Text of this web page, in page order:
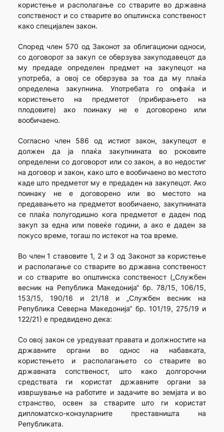
користење и располагање со стварите во државна
сопственост и со стварите во општинска сопственост
како специјален закон.
Според член 570 од Законот за облигациони односи,
со договорот за закуп се обврзува закуподавецот да
му предаде определен предмет на закупецот на
употреба, а овој се обврзува за тоа да му плаќа
определена закупнина. Употребата го опфаќа и
користењето на предметот (прибирањето на
плодовите) ако поинаку не е договорено или
вообичаено.
Согласно член 586 од истиот закон, закупецот е
должен да ја плаќа закупнината во роковите
определени со договорот или со закон, а во недостиг
на договор и закон, како што е вообичаено во местото
каде што предметот му е предаден на закупецот. Ако
поинаку не е договорено или во местото на
предавањето на предметот вообичаено, закупнината
се плаќа полугодишно кога предметот е даден под
закуп за една или повеќе години, а ако е даден за
покусо време, тогаш по истекот на тоа време.
Во член 1 ставовите 1, 2 и 3 од Законот за користење
и располагање со стварите во државна сопственост
и со стварите во општинска сопственост („Службен
весник на Република Македонија“ бр. 78/15, 106/15,
153/15, 190/16 и 21/18 и „Службен весник на
Република Северна Македонија“ бр. 101/19, 275/19 и
122/21) е предвидено дека:
Со овој закон се уредуваат правата и должностите на
државните органи во однос на набавката,
користењето и располагањето со стварите во
државната сопственост, што како долгорочни
средствата ги користат државните органи за
извршување на работите и задачите во земјата и во
странство, освен за стварите што ги користат
дипломатско-конзуларните преставништа на
Републиката.